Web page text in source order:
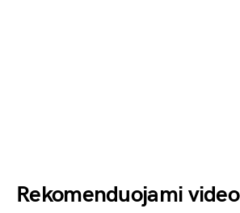
Rekomenduojami video